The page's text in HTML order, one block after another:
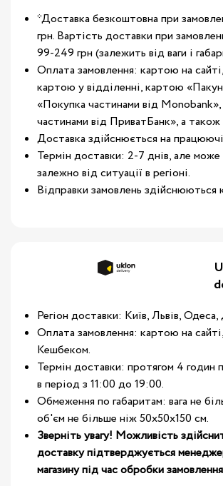
*Доставка безкоштовна при
грн. Вартість доставки при
99-249 грн (залежить від ваги і
Оплата замовлення: картою на
картою у відділенні, картою
«Покупка частинами від
частинами від ПриватБанк», а
Доставка здійснюється на
Термін доставки: 2-7 днів, але може
залежно від ситуації в регіоні.
Відправки замовлень здійснюються
Регіон доставки: Київ, Львів,
Оплата замовлення: картою на
Кешбеком.
Термін доставки: протягом 4 годин
в період з 11:00 до 19:00.
Обмеження по габаритам: вага не
об'єм не більше ніж 50х50х150 см.
Зверніть увагу! Можливість
доставку підтверджується
магазину під час обробки